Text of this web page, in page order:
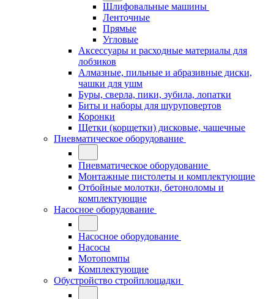
Шлифовальные машины
Ленточные
Прямые
Угловые
Аксессуары и расходные материалы для
лобзиков
Алмазные, пильные и абразивные диски,
чашки для ушм
Буры, сверла, пики, зубила, лопатки
Биты и наборы для шуруповертов
Коронки
Щетки (корщетки) дисковые, чашечные
Пневматическое оборудование
Пневматическое оборудование
Монтажные пистолеты и комплектующие
Отбойные молотки, бетоноломы и
комплектующие
Насосное оборудование
Насосное оборудование
Насосы
Мотопомпы
Комплектующие
Обустройство стройплощадки